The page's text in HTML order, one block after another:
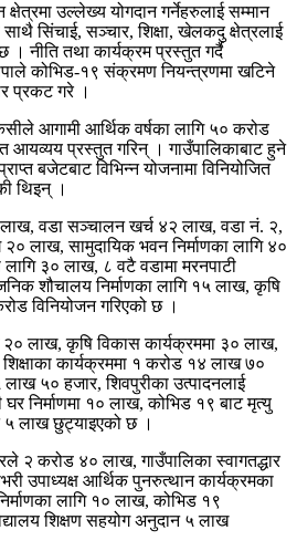
क्षेत्रमा उल्लेख्य योगदान गर्नेहरुलाई सम्मान
सिंचाई, सञ्चार, शिक्षा, खेलकदु क्षेत्रलाई
। नीति तथा कार्यक्रम प्रस्तुत गर्दै
कोभिड-१९ संक्रमण नियन्त्रणमा खटिने
प्रकट गरे ।
आगामी आर्थिक वर्षका लागि ५० करोड
आयव्यय प्रस्तुत गरिन् । गाउँपालिकाबाट हुने
बजेटबाट विभिन्न योजनामा विनियोजित
थिइन् ।
वडा सञ्चालन खर्च ४२ लाख, वडा नं. २,
लाख, सामुदायिक भवन निर्माणका लागि ४०
लागि ३० लाख, ८ वटै वडामा मरनपाटी
शौचालय निर्माणका लागि १५ लाख, कृषि
विनियोजन गरिएको छ ।
लाख, कृषि विकास कार्यक्रममा ३० लाख,
कार्यक्रममा १ करोड १४ लाख ७०
५० हजार, शिवपुरीका उत्पादनलाई
निर्माणमा १० लाख, कोभिड १९ बाट मृत्यु
५ लाख छुट्याइएको छ ।
२ करोड ४० लाख, गाउँपालिका स्वागतद्धार
उपाध्यक्ष आर्थिक पुनरुत्थान कार्यक्रमका
लागि १० लाख, कोभिड १९
शिक्षण सहयोग अनुदान ५ लाख